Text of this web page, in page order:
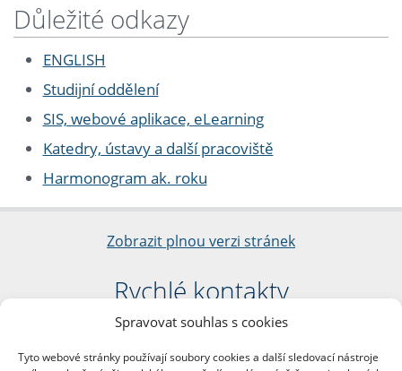
Spravovat souhlas s cookies
Tyto webové stránky používají soubory cookies a další sledovací nástroje
Důležité odkazy
ENGLISH
Studijní oddělení
SIS, webové aplikace, eLearning
Katedry, ústavy a další pracoviště
Harmonogram ak. roku
Zobrazit plnou verzi stránek
Rychlé kontakty
Filozofická fakulta
nám. Jana Palacha 1/2